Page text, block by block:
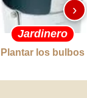
Jardinero
Plantar los bulbos
›